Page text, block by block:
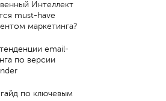
Интеллект
must-have
маркетинга?
email-
по версии
гайд по ключевым